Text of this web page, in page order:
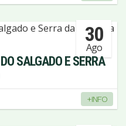
30
Ago
SALGADO E SERRA
+INFO